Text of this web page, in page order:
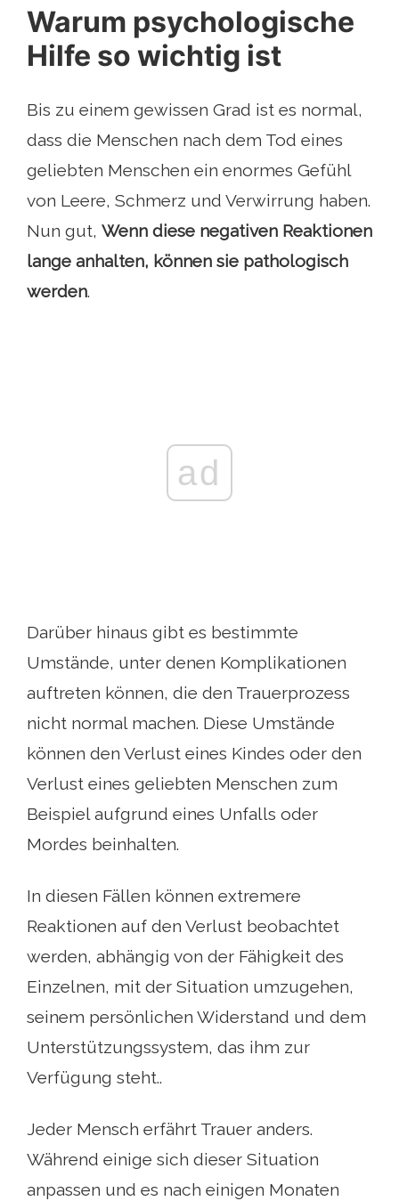
Warum psychologische
Hilfe so wichtig ist
Bis zu einem gewissen Grad ist es normal,
dass die Menschen nach dem Tod eines
geliebten Menschen ein enormes Gefühl
von Leere, Schmerz und Verwirrung haben.
Nun gut, Wenn diese negativen Reaktionen
lange anhalten, können sie pathologisch
werden.
ad
Darüber hinaus gibt es bestimmte
Umstände, unter denen Komplikationen
auftreten können, die den Trauerprozess
nicht normal machen. Diese Umstände
können den Verlust eines Kindes oder den
Verlust eines geliebten Menschen zum
Beispiel aufgrund eines Unfalls oder
Mordes beinhalten.
In diesen Fällen können extremere
Reaktionen auf den Verlust beobachtet
werden, abhängig von der Fähigkeit des
Einzelnen, mit der Situation umzugehen,
seinem persönlichen Widerstand und dem
Unterstützungssystem, das ihm zur
Verfügung steht..
Jeder Mensch erfährt Trauer anders.
Während einige sich dieser Situation
anpassen und es nach einigen Monaten